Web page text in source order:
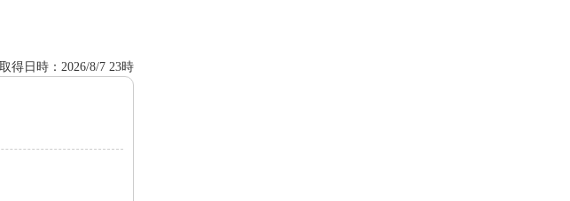
得日時：2026/8/7 23時